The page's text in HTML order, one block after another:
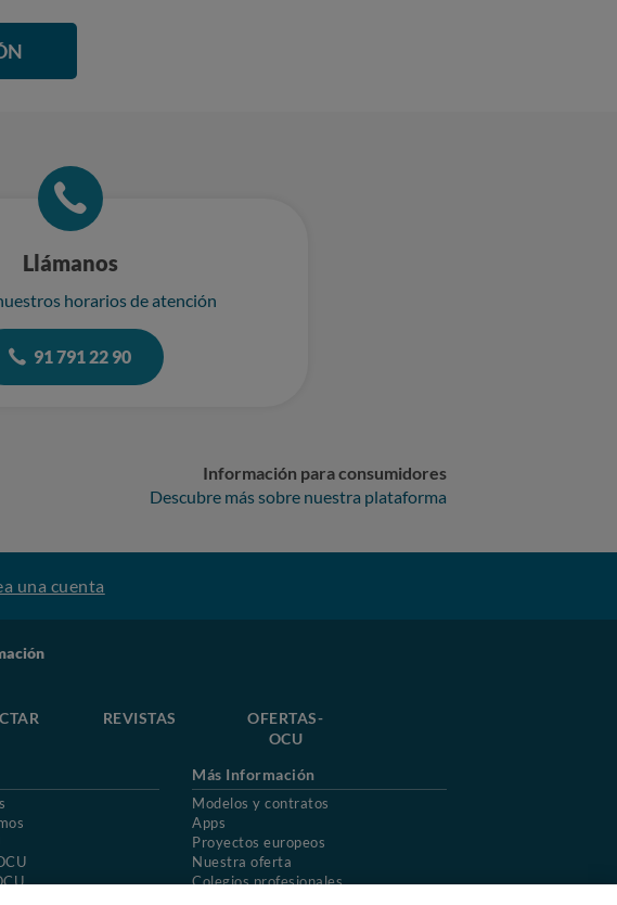
Llámanos
horarios de atención
91 791 22 90
Información para consumidores
Descubre más sobre nuestra plataforma
una cuenta
REVISTAS
OFERTAS-
OCU
Más Información
Modelos y contratos
Apps
Proyectos europeos
Nuestra oferta
Colegios profesionales